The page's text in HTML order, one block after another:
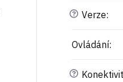
? Verze:
Ovládání:
?